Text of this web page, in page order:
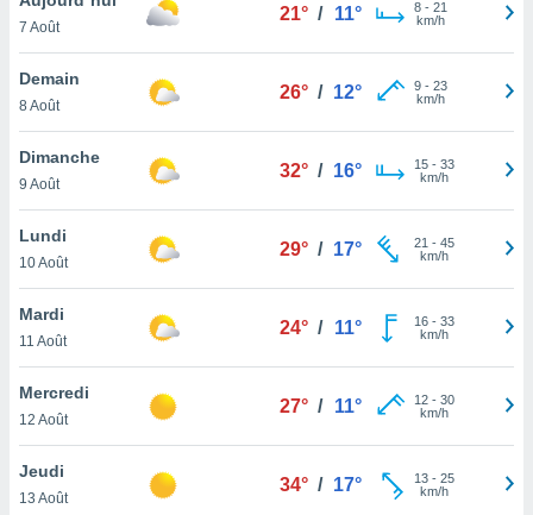
et
»,
au
vous
qu'ils
ou
le
ainsi
un
la
du
7 Août
21° / 11° 8- 21
km/h
Demain
8 Août
26° / 12° 9- 23
km/h
Dimanche
9 Août
32° / 16° 15- 33
km/h
Lundi
10 Août
29° / 17° 21 - 45
km/h
Mardi
11 Août
24° / 11° 16- 33
km/h
Mercredi
12 Août
27° / 11° 12- 30
km/h
Jeudi
13 Août
34° / 17° 13- 25
km/h